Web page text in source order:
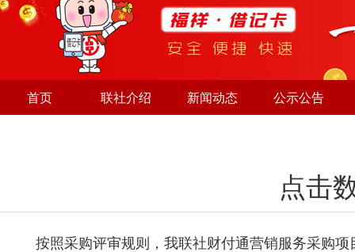
首页 联社介绍 新闻动态 公示公告
点击
按照采购评审规则，我联社财付通营销服务采购